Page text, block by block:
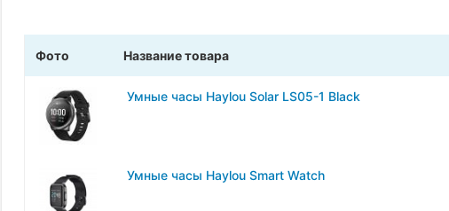
Фото Название товара
Умные часы Haylou Solar LS05-1 Black
Умные часы Haylou Smart Watch